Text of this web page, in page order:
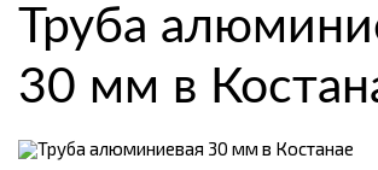
Труба
30 мм в